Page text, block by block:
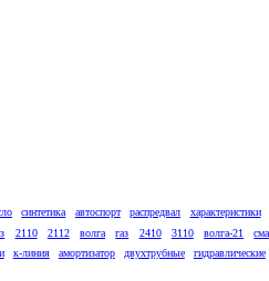
синтетика автоспорт распредвал характеристики
2110 2112 волга газ 2410 3110 волга-21
к-линия амортизатор двухтрубные гидравлические